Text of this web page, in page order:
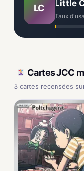
LC Little
Taux
Cartes JCC
3 cartes recensées